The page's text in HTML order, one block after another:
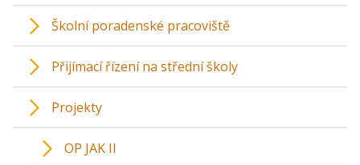
Školní poradenské pracoviště
Přijímací řízení na střední školy
Projekty
OP JAK II